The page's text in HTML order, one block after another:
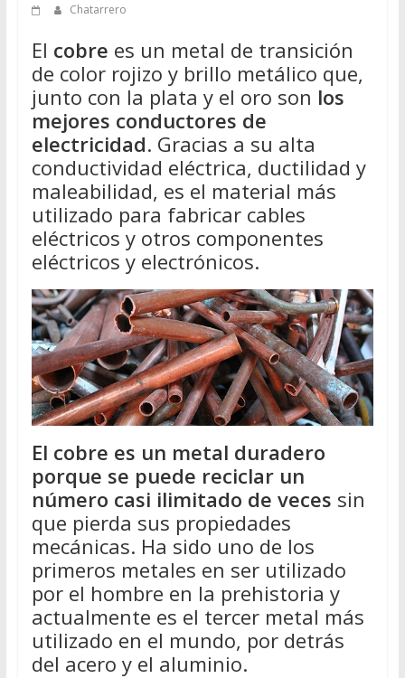
Chatarrero
El cobre es un metal de transición
de color rojizo y brillo metálico que,
junto con la plata y el oro son los
mejores conductores de
electricidad. Gracias a su alta
conductividad eléctrica, ductilidad y
maleabilidad, es el material más
utilizado para fabricar cables
eléctricos y otros componentes
eléctricos y electrónicos.
El cobre es un metal duradero
porque se puede reciclar un
número casi ilimitado de veces sin
que pierda sus propiedades
mecánicas. Ha sido uno de los
primeros metales en ser utilizado
por el hombre en la prehistoria y
actualmente es el tercer metal más
utilizado en el mundo, por detrás
del acero y el aluminio.